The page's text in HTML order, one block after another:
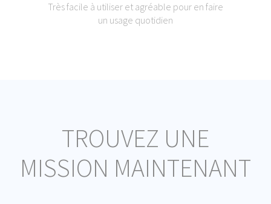
Très facile à utiliser et agréable pour en faire
un usage quotidien
TROUVEZ UNE
MISSION MAINTENANT